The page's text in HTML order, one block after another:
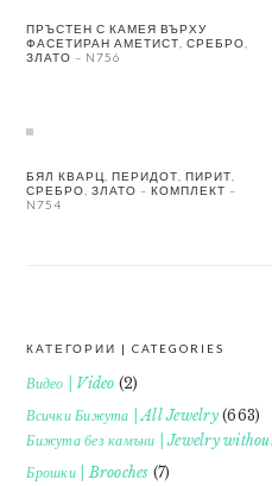
ПРЪСТЕН С КАМЕЯ ВЪРХУ
ФАСЕТИРАН АМЕТИСТ, СРЕБРО,
ЗЛАТО – N756
БЯЛ КВАРЦ, ПЕРИДОТ, ПИРИТ,
СРЕБРО, ЗЛАТО – КОМПЛЕКТ –
N754
FOOTER
КАТЕГОРИИ | CATEGORIES
Видео | Video (2)
Всички Бижута | All Jewelry(663)
Бижута без камъни | Jewelry
Брошки | Brooches (7)